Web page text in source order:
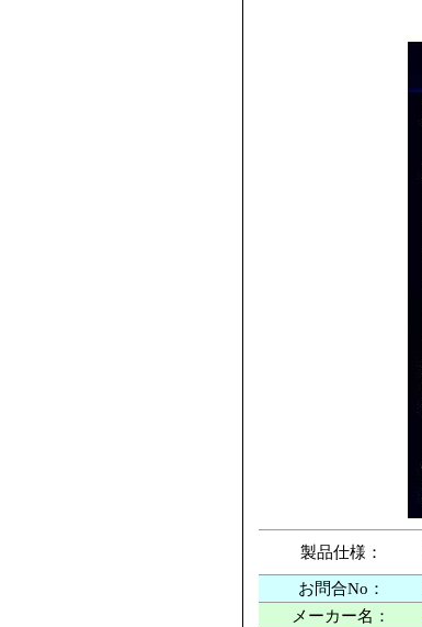
製品仕様：
お問合No：
メーカー名：